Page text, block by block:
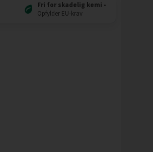
Fri for skadelig kemi •
Opfylder EU-krav